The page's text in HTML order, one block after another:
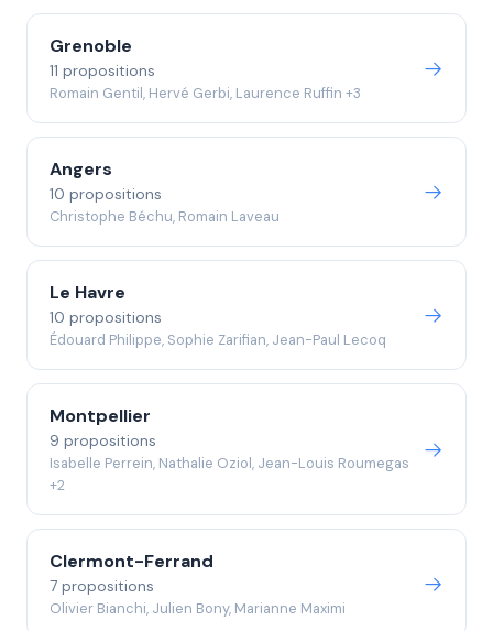
Grenoble
11 propositions
Romain Gentil, Hervé Gerbi, Laurence Ruffin +3
Angers
10 propositions
Christophe Béchu, Romain Laveau
Le Havre
10 propositions
Édouard Philippe, Sophie Zarifian, Jean-Paul Lecoq
Montpellier
9 propositions
Isabelle Perrein, Nathalie Oziol, Jean-Louis Roumegas
+2
Clermont-Ferrand
7 propositions
Olivier Bianchi, Julien Bony, Marianne Maximi